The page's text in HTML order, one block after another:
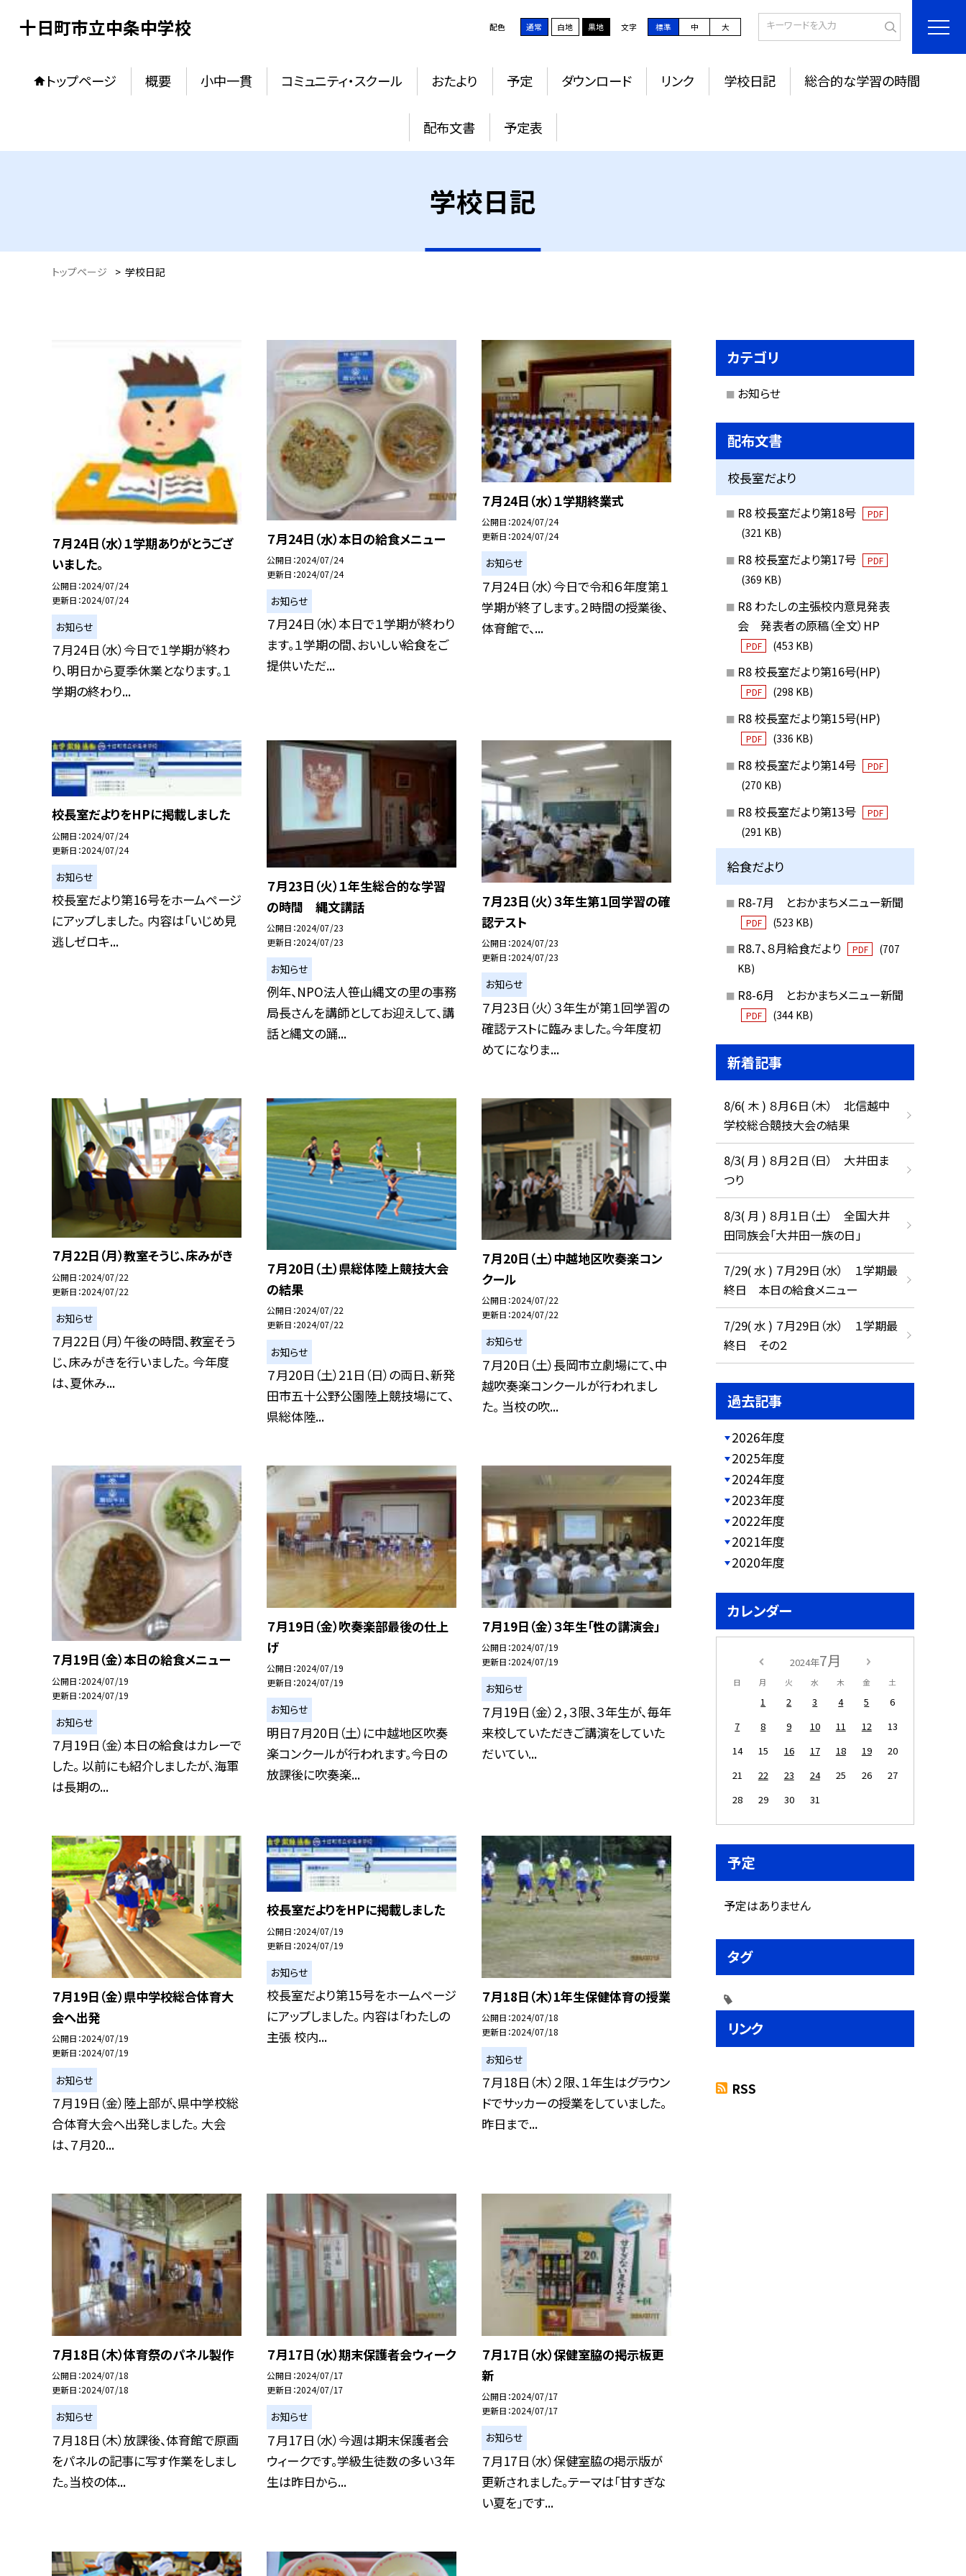
十日町市立中条中学校 配色 通常 白地 黒地 文字 標準 中 大
トップページ 概要 小中一貫 コミュニティ・スクール おたより 予定 ダウンロード リンク 学校日記 総合的な学習の時間
配布文書 予定表
学校日記
トップページ > 学校日記
７月24日（水）１学期ありがとうござ
いました。
公開日 2024/07/24
更新日 2024/07/24
お知らせ
７月24日（水）今日で１学期が終わ
り、明日から夏季休業となります。１
学期の終わり...
７月24日（水）本日の給食メニュー
公開日 2024/07/24
更新日 2024/07/24
お知らせ
７月24日（水）本日で１学期が終わり
ます。１学期の間、おいしい給食をご
提供いただ...
７月24日（水）１学期終業式
公開日 2024/07/24
更新日 2024/07/24
お知らせ
７月24日（水）今日で令和６年度第１
学期が終了します。２時間の授業後、
体育館で、...
校長室だよりをHPに掲載しました
公開日 2024/07/24
更新日 2024/07/24
お知らせ
校長室だより第16号をホームページ
にアップしました。 内容は「いじめ見
逃しゼロキ...
７月23日（火）１年生総合的な学習
の時間 縄文講話
公開日 2024/07/23
更新日 2024/07/23
お知らせ
例年、NPO法人笹山縄文の里の事務
局長さんを講師としてお迎えして、講
話と縄文の踊...
７月23日（火）３年生第１回学習の確
認テスト
公開日 2024/07/23
更新日 2024/07/23
お知らせ
７月23日（火）３年生が第１回学習の
確認テストに臨みました。今年度初
めてになりま...
７月22日（月）教室そうじ、床みがき
公開日 2024/07/22
更新日 2024/07/22
お知らせ
７月22日（月）午後の時間、教室そう
じ、床みがきを行いました。 今年度
は、夏休み...
７月20日（土）県総体陸上競技大会
の結果
公開日 2024/07/22
更新日 2024/07/22
お知らせ
７月20日（土）21日（日）の両日、新発
田市五十公野公園陸上競技場にて、
県総体陸...
７月20日（土）中越地区吹奏楽コン
クール
公開日 2024/07/22
更新日 2024/07/22
お知らせ
７月20日（土）長岡市立劇場にて、中
越吹奏楽コンクールが行われまし
た。 当校の吹...
７月19日（金）本日の給食メニュー
公開日 2024/07/19
更新日 2024/07/19
お知らせ
７月19日（金）本日の給食はカレーで
した。 以前にも紹介しましたが、海軍
は長期の...
７月19日（金）吹奏楽部最後の仕上
げ
公開日 2024/07/19
更新日 2024/07/19
お知らせ
明日７月20日（土）に中越地区吹奏
楽コンクールが行われます。今日の
放課後に吹奏楽...
７月19日（金）３年生「性の講演会」
公開日 2024/07/19
更新日 2024/07/19
お知らせ
７月19日（金）２，３限、３年生が、毎年
来校していただきご講演をしていた
だいてい...
７月19日（金）県中学校総合体育大
会へ出発
公開日 2024/07/19
更新日 2024/07/19
お知らせ
７月19日（金）陸上部が、県中学校総
合体育大会へ出発しました。 大会
は、７月20...
校長室だよりをHPに掲載しました
公開日 2024/07/19
更新日 2024/07/19
お知らせ
校長室だより第15号をホームページ
にアップしました。 内容は「わたしの
主張 校内...
７月18日（木）1年生保健体育の授業
公開日 2024/07/18
更新日 2024/07/18
お知らせ
７月18日（木）２限、１年生はグラウン
ドでサッカーの授業をしていました。
昨日まで...
７月18日（木）体育祭のパネル製作
公開日 2024/07/18
更新日 2024/07/18
お知らせ
７月18日（木）放課後、体育館で原画
をパネルの記事に写す作業をしまし
た。当校の体...
７月17日（水）期末保護者会ウィーク
公開日 2024/07/17
更新日 2024/07/17
お知らせ
７月17日（水）今週は期末保護者会
ウィークです。学級生徒数の多い３年
生は昨日から...
７月17日（水）保健室脇の掲示板更
新
公開日 2024/07/17
更新日 2024/07/17
お知らせ
７月17日（水）保健室脇の掲示版が
更新されました。テーマは「甘すぎな
い夏を」です...
カテゴリ
お知らせ
配布文書
校長室だより
R8 校長室だより第18号 PDF
(321 KB)
R8 校長室だより第17号 PDF
(369 KB)
R8 わたしの主張校内意見発表
会 発表者の原稿（全文）HP
PDF (453 KB)
R8 校長室だより第16号(HP)
PDF (298 KB)
R8 校長室だより第15号(HP)
PDF (336 KB)
R8 校長室だより第14号 PDF
(270 KB)
R8 校長室だより第13号 PDF
(291 KB)
給食だより
R8-7月 とおかまちメニュー新聞
PDF (523 KB)
R8.7、８月給食だより PDF
(707
KB)
R8-6月 とおかまちメニュー新聞
PDF (344 KB)
新着記事
8/6( 木 ) ８月６日（木） 北信越中
学校総合競技大会の結果
8/3( 月 ) ８月２日（日） 大井田ま
つり
8/3( 月 ) ８月１日（土） 全国大井
田同族会「大井田一族の日」
7/29( 水 ) ７月29日（水） １学期最
終日 本日の給食メニュー
7/29( 水 ) ７月29日（水） １学期最
終日 その２
過去記事
2026年度
2025年度
2024年度
2023年度
2022年度
2021年度
2020年度
カレンダー
2024年7月
日 月 火 水 木 金 土
1 2 3 4 5
6
7
8 9 10 11 12
13
14
15 16 17 18 19
20
21
22 23 24 25 26
27
28
29 30 31
予定
予定はありません
タグ
リンク
RSS